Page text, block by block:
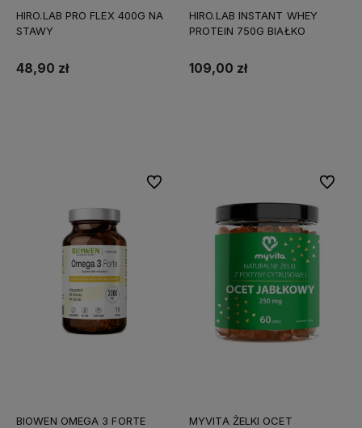
HIRO.LAB PRO FLEX 400G NA
STAWY
48,90 zł
HIRO.LAB INSTANT WHEY
PROTEIN 750G BIAŁKO
109,00 zł
BIOWEN OMEGA 3 FORTE
Do ulubionych
MYVITA ŻELKI OCET
Do